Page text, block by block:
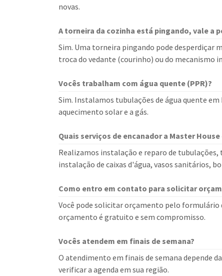
novas.
A torneira da cozinha está pingando, vale a
Sim. Uma torneira pingando pode desperdiçar
troca do vedante (courinho) ou do mecanismo
Vocês trabalham com água quente (PPR)?
Sim. Instalamos tubulações de água quente
aquecimento solar e a gás.
Quais serviços de encanador a Master
Realizamos instalação e reparo de
instalação de caixas d'água, vasos sanitários,
Como entro em contato para solicitar
Você pode solicitar orçamento pelo formulário
orçamento é gratuito e sem compromisso.
Vocês atendem em finais de semana?
O atendimento em finais de semana depende
verificar a agenda em sua região.